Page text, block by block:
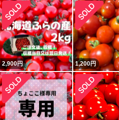
2,900円 1,200円